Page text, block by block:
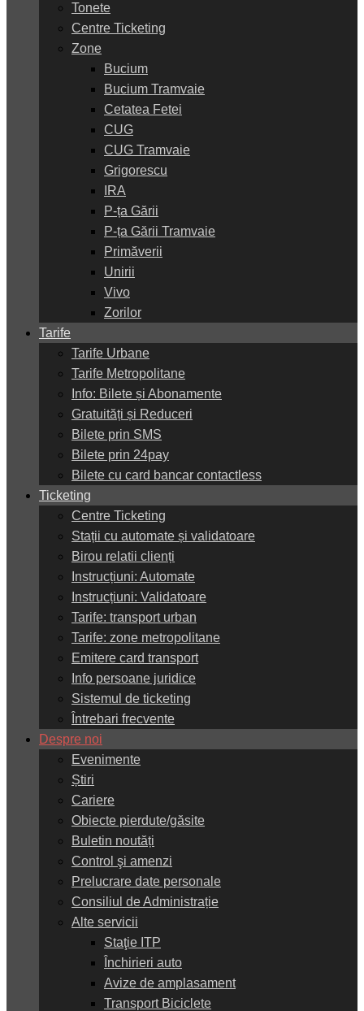
Tonete
Centre Ticketing
Zone
Bucium
Bucium Tramvaie
Cetatea Fetei
CUG
CUG Tramvaie
Grigorescu
IRA
P-ța Gării
P-ța Gării Tramvaie
Primăverii
Unirii
Vivo
Zorilor
Tarife
Tarife Urbane
Tarife Metropolitane
Info: Bilete și Abonamente
Gratuități și Reduceri
Bilete prin SMS
Bilete prin 24pay
Bilete cu card bancar contactless
Ticketing
Centre Ticketing
Stații cu automate și validatoare
Birou relatii clienți
Instrucțiuni: Automate
Instrucțiuni: Validatoare
Tarife: transport urban
Tarife: zone metropolitane
Emitere card transport
Info persoane juridice
Sistemul de ticketing
Întrebari frecvente
Despre noi
Evenimente
Știri
Cariere
Obiecte pierdute/găsite
Buletin noutăți
Control şi amenzi
Prelucrare date personale
Consiliul de Administrație
Alte servicii
Staţie ITP
Închirieri auto
Avize de amplasament
Transport Biciclete